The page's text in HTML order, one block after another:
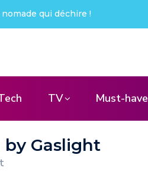
qui déchire !
TV Must-have
Gaslight